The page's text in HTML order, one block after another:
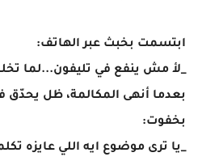
ابتسمت بخبث عبر الهاتف:
_لأ مش ينفع في تليفون...لما
بعدما أنهى المكالمة، ظل يحدّق
بخفوت:
_يا ترى موضوع ايه اللي عايزه